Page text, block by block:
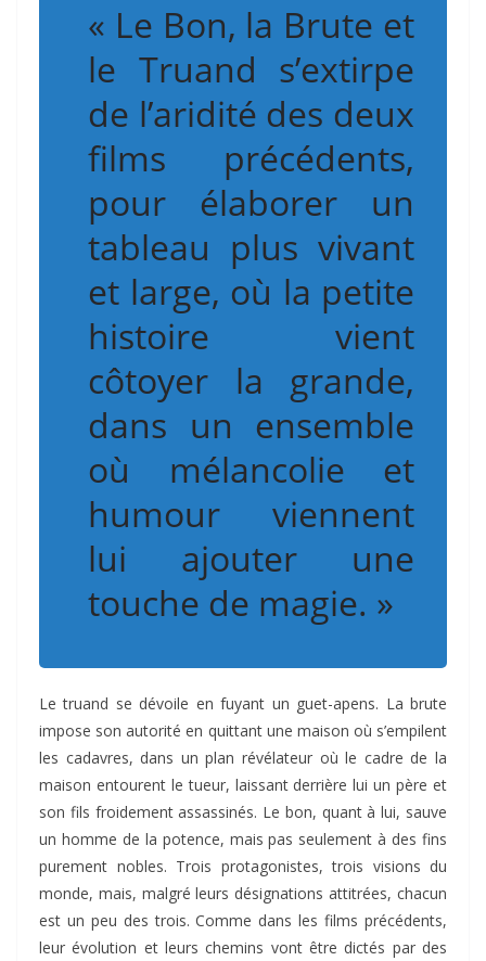
« Le Bon, la Brute et
le Truand s’extirpe
de l’aridité des deux
films précédents,
pour élaborer un
tableau plus vivant
et large, où la petite
histoire vient
côtoyer la grande,
dans un ensemble
où mélancolie et
humour viennent
lui ajouter une
touche de magie. »
Le truand se dévoile en fuyant un guet-apens. La brute
impose son autorité en quittant une maison où s’empilent
les cadavres, dans un plan révélateur où le cadre de la
maison entourent le tueur, laissant derrière lui un père et
son fils froidement assassinés. Le bon, quant à lui, sauve
un homme de la potence, mais pas seulement à des fins
purement nobles. Trois protagonistes, trois visions du
monde, mais, malgré leurs désignations attitrées, chacun
est un peu des trois. Comme dans les films précédents,
leur évolution et leurs chemins vont être dictés par des